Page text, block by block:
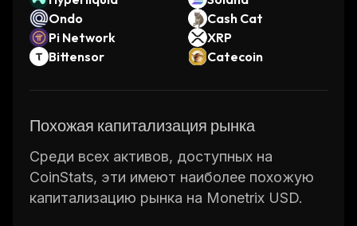
Ondo
Cash Cat
Pi Network
XRP
Bittensor
Catecoin
Похожая капитализация рынка
Среди всех активов, доступных на
CoinStats, эти имеют наиболее похожую
капитализацию рынка на Monetrix USD.